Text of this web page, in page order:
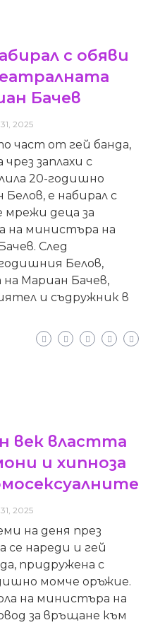
с обяви
Бачев
2025
част от гей банда,
заплахи с
20-годишно
е набирал с
мрежи деца за
на министъра на
След
Белов,
Мариан Бачев,
и съдружник в
век властта
и хипноза
2025
на деня през
се нареди и гей
придружена с
момче оръжие.
на министъра на
за връщане към